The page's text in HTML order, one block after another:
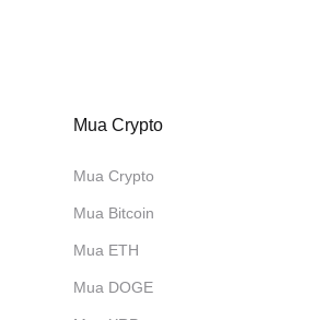
Mua Crypto
Mua Crypto
Mua Bitcoin
Mua ETH
Mua DOGE